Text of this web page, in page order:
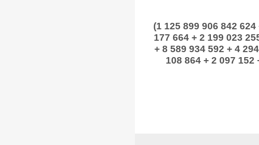
(1 125 899 906 842
177 664 + 2 199 023
+ 8 589 934 592 + 4
108 864 + 2 097 152